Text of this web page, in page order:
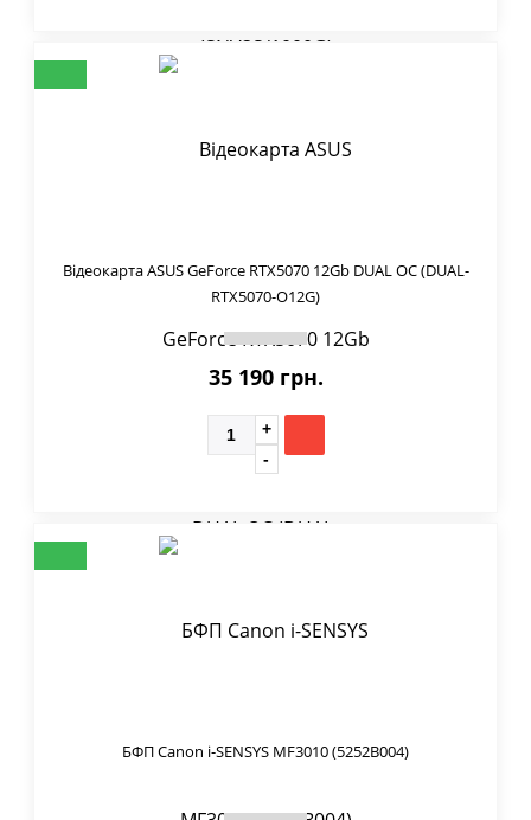
Відеокарта ASUS GeForce RTX5070 12Gb DUAL OC (DUAL-
RTX5070-O12G)
35 190 грн.
БФП Canon i-SENSYS MF3010 (5252B004)